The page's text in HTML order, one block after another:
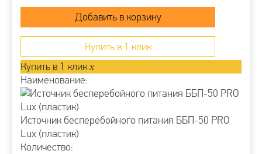
Купить в 1 клик
Купить в 1 клик x
Наименование:
Источник бесперебойного питания ББП-50 PRO
Lux (пластик)
Количество: